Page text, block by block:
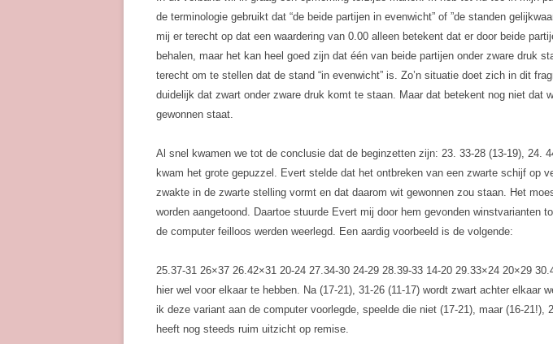
de terminologie gebruikt dat “de beide partijen in evenwicht” of ”de standen
mij er terecht op dat een waardering van 0.00 alleen betekent dat er door beide
behalen, maar het kan heel goed zijn dat één van beide partijen onder zware druk
terecht om te stellen dat de stand “in evenwicht” is. Zo’n situatie doet zich in dit
duidelijk dat zwart onder zware druk komt te staan. Maar dat betekent nog niet dat
gewonnen staat.
Al snel kwamen we tot de conclusie dat de beginzetten zijn: 23. 33-28 (13-19), 24.
kwam het grote gepuzzel. Evert stelde dat het ontbreken van een zwarte schijf op
zwakte in de zwarte stelling vormt en dat daarom wit gewonnen zou staan. Het
worden aangetoond. Daartoe stuurde Evert mij door hem gevonden winstvarianten
de computer feilloos werden weerlegd. Een aardig voorbeeld is de volgende:
25.37-31 26×37 26.42×31 20-24 27.34-30 24-29 28.39-33 14-20 29.33×24 20×29
hier wel voor elkaar te hebben. Na (17-21), 31-26 (11-17) wordt zwart achter elkaar
ik deze variant aan de computer voorlegde, speelde die niet (17-21), maar (16-21!),
heeft nog steeds ruim uitzicht op remise.